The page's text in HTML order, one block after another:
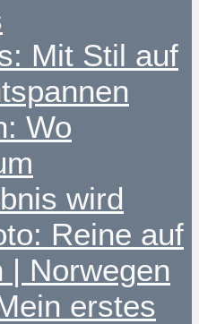
Mit Stil auf
Wo
wird
Reine auf
| Norwegen
erstes